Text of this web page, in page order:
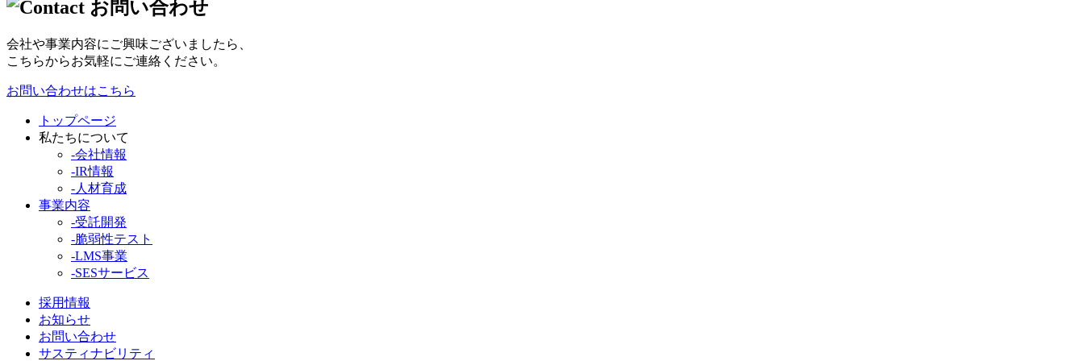
会社や事業内容にご興味ございましたら、
こちらからお気軽にご連絡ください。
お問い合わせはこちら
トップページ
私たちについて
-会社情報
-IR情報
-人材育成
事業内容
-受託開発
-脆弱性テスト
-LMS事業
-SESサービス
採用情報
お知らせ
お問い合わせ
サスティナビリティ